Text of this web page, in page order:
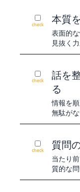
check 本質
表面的
見抜く
check
話を
る
情報を
無駄がな
check 質問
当たり
質的な